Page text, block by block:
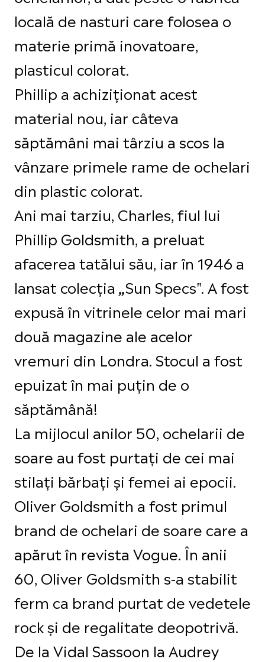
locală de nasturi care folosea o
materie primă inovatoare,
plasticul colorat.
Phillip a achiziționat acest
material nou, iar câteva
săptămâni mai târziu a scos la
vânzare primele rame de ochelari
din plastic colorat.
Ani mai tarziu, Charles, fiul lui
Phillip Goldsmith, a preluat
afacerea tatălui său, iar în 1946 a
lansat colecția „Sun Specs". A fost
expusă în vitrinele celor mai mari
două magazine ale acelor
vremuri din Londra. Stocul a fost
epuizat în mai puțin de o
săptămână!
La mijlocul anilor 50, ochelarii de
soare au fost purtați de cei mai
stilați bărbați și femei ai epocii.
Oliver Goldsmith a fost primul
brand de ochelari de soare care a
apărut în revista Vogue. În anii
60, Oliver Goldsmith s-a stabilit
ferm ca brand purtat de vedetele
rock și de regalitate deopotrivă.
De la Vidal Sassoon la Audrey